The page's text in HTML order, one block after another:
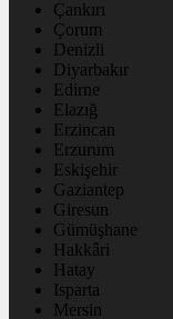
Çankırı
Çorum
Denizli
Diyarbakır
Edirne
Elazığ
Erzincan
Erzurum
Eskişehir
Gaziantep
Giresun
Gümüşhane
Hakkâri
Hatay
Isparta
Mersin